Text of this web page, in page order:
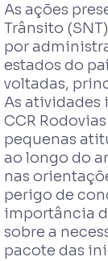
As ações
Trânsito
por
estados do
voltadas,
As atividades
CCR
pequenas
ao longo do
nas
perigo de
importância
sobre a
pacote das